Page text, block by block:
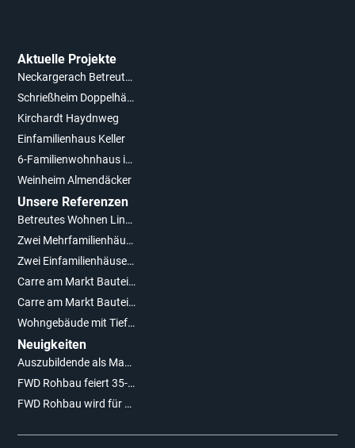
Aktuelle Projekte
Neckargerach Betreutes Wohnen
Schrießheim Doppelhäuser
Kirchardt Haydnweg
Einfamilienhaus Keller
6-Familienwohnhaus in Laudenbach
Weinheim Almendäcker
Unsere Referenzen
Betreutes Wohnen Lindenquartier Köngen
Zwei Mehrfamilienhäuser mit Tiefgarage
Zwei Einfamilienhäuser in Stutensee Friedrichstal
Carre am Markt Bauteil A
Carre am Markt Bauteil B1+B2
Wohngebäude mit Tiefgarage und Bankgebäude in Leimen
Neuigkeiten
Auszubildende als Maurer (m/w/d) gesucht!
FWD Rohbau feiert 35-jähriges Firmenjubiläum
FWD Rohbau wird für vorbildliche Ausbildungsleistungen ausgezeichnet